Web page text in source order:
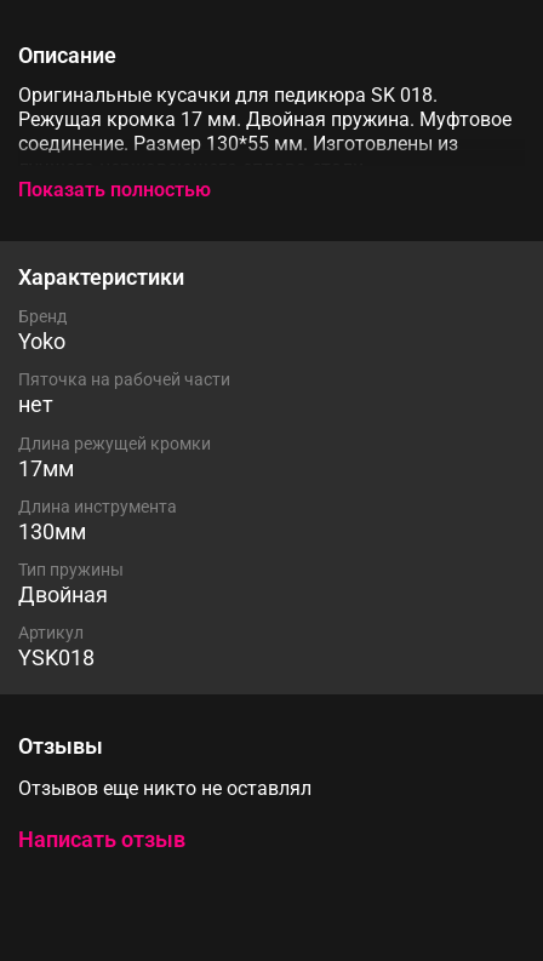
Описание
Оригинальные кусачки для педикюра SK 018.
Режущая кромка 17 мм. Двойная пружина. Муфтовое
соединение. Размер 130*55 мм. Изготовлены из
использующегося в медицине. Закаленная сталь
Показать полностью
Характеристики
Бренд
Yoko
Пяточка на рабочей части
нет
Длина режущей кромки
17мм
Длина инструмента
130мм
Тип пружины
Двойная
Артикул
YSK018
Отзывы
Отзывов еще никто не оставлял
Написать отзыв